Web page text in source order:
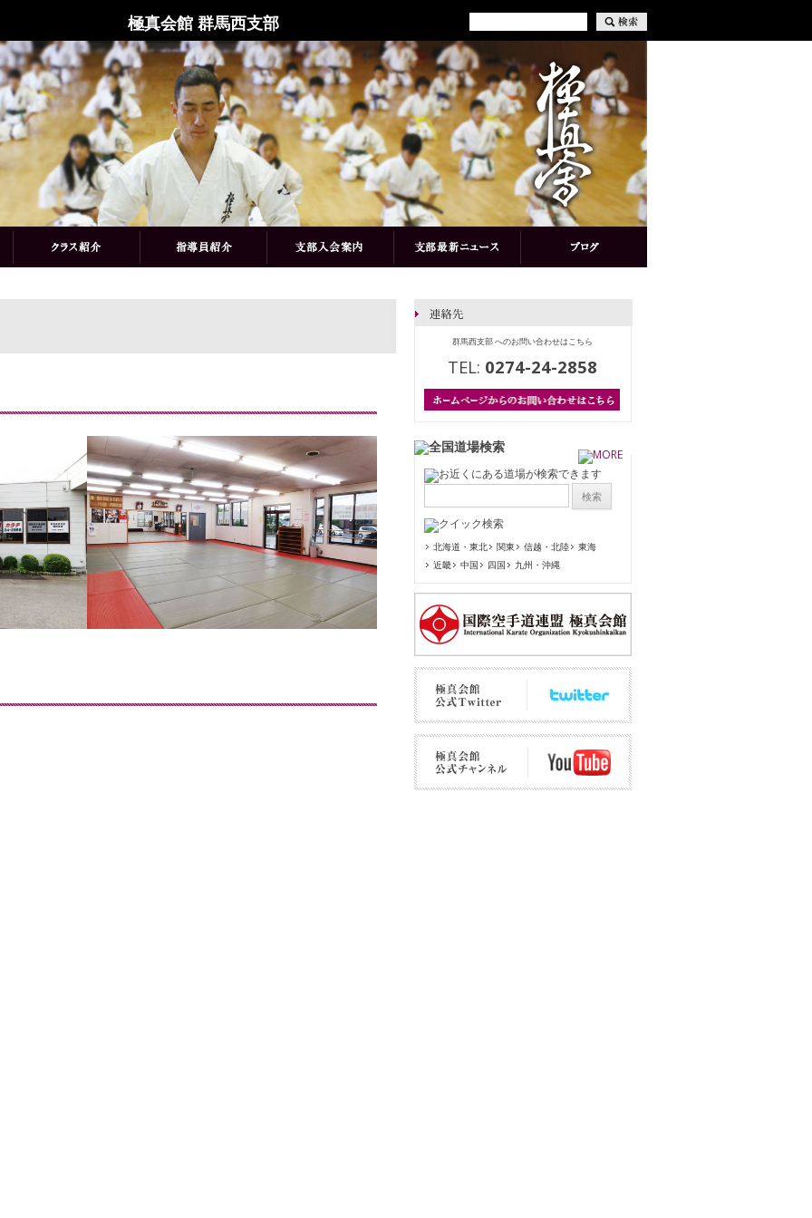
極真会館 群馬西支部
群馬西支部 へのお問い合わせはこちら
TEL: 0274-24-2858
北海道・東北 関東 信越・北陸
東海
近畿
中国 四国 九州・沖縄